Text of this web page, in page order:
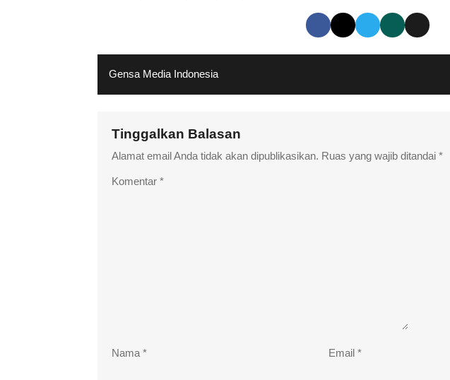
Gensa Media Indonesia
Tinggalkan Balasan
Alamat email Anda tidak akan dipublikasikan. Ruas yang wajib ditandai *
Komentar *
Nama * Email *